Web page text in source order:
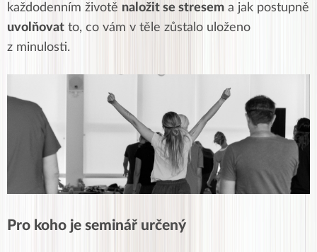
každodenním životě naložit se stresem a jak postupně
uvolňovat to, co vám v těle zůstalo uloženo
z minulosti.
Pro koho je seminář určený